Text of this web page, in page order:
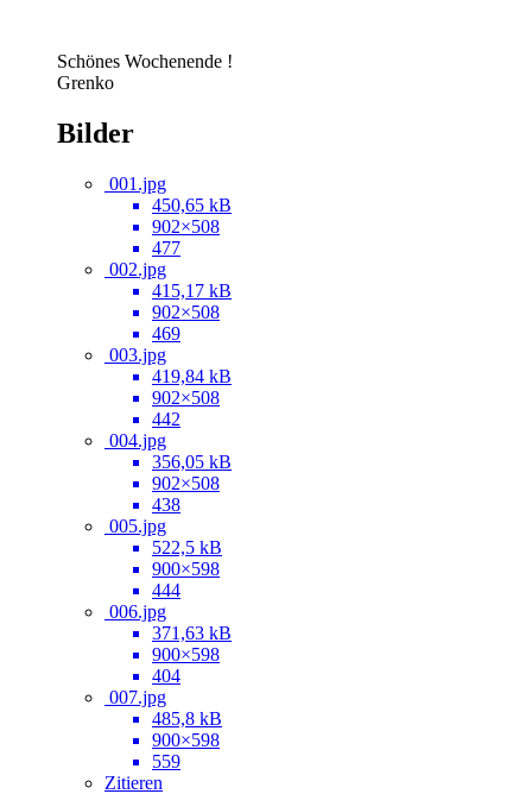
Schönes Wochenende !
Grenko
Bilder
001.jpg
450,65 kB
902×508
477
002.jpg
415,17 kB
902×508
469
003.jpg
419,84 kB
902×508
442
004.jpg
356,05 kB
902×508
438
005.jpg
522,5 kB
900×598
444
006.jpg
371,63 kB
900×598
404
007.jpg
485,8 kB
900×598
559
Zitieren